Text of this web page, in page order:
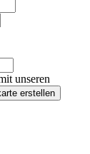
unseren
erstellen